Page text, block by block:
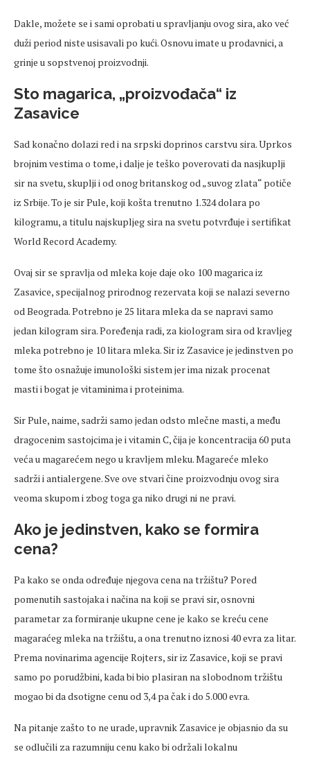
Dakle, možete se i sami oprobati u spravljanju ovog sira, ako već
duži period niste usisavali po kući. Osnovu imate u prodavnici, a
grinje u sopstvenoj proizvodnji.
Sto magarica, „proizvođača“ iz
Zasavice
Sad konačno dolazi red i na srpski doprinos carstvu sira. Uprkos
brojnim vestima o tome, i dalje je teško poverovati da nasjkuplji
sir na svetu, skuplji i od onog britanskog od „suvog zlata“ potiče
iz Srbije. To je sir Pule, koji košta trenutno 1.324 dolara po
kilogramu, a titulu najskupljeg sira na svetu potvrđuje i sertifikat
World Record Academy.
Ovaj sir se spravlja od mleka koje daje oko 100 magarica iz
Zasavice, specijalnog prirodnog rezervata koji se nalazi severno
od Beograda. Potrebno je 25 litara mleka da se napravi samo
jedan kilogram sira. Poređenja radi, za kiologram sira od kravljeg
mleka potrebno je 10 litara mleka. Sir iz Zasavice je jedinstven po
tome što osnažuje imunološki sistem jer ima nizak procenat
masti i bogat je vitaminima i proteinima.
Sir Pule, naime, sadrži samo jedan odsto mlečne masti, a među
dragocenim sastojcima je i vitamin C, čija je koncentracija 60 puta
veća u magarećem nego u kravljem mleku. Magareće mleko
sadrži i antialergene. Sve ove stvari čine proizvodnju ovog sira
veoma skupom i zbog toga ga niko drugi ni ne pravi.
Ako je jedinstven, kako se formira
cena?
Pa kako se onda određuje njegova cena na tržištu? Pored
pomenutih sastojaka i načina na koji se pravi sir, osnovni
parametar za formiranje ukupne cene je kako se kreću cene
magaraćeg mleka na tržištu, a ona trenutno iznosi 40 evra za litar.
Prema novinarima agencije Rojters, sir iz Zasavice, koji se pravi
samo po porudžbini, kada bi bio plasiran na slobodnom tržištu
mogao bi da dsotigne cenu od 3,4 pa čak i do 5.000 evra.
Na pitanje zašto to ne urade, upravnik Zasavice je objasnio da su
se odlučili za razumniju cenu kako bi održali lokalnu